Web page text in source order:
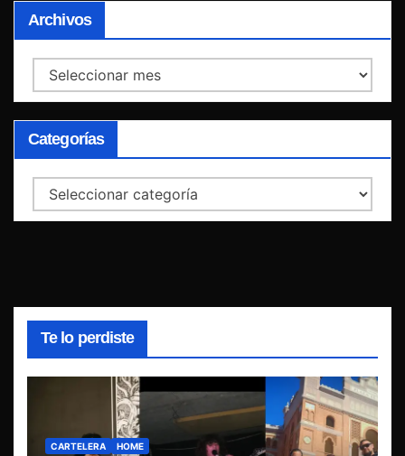
Archivos
Archivos
Categorías
Categorías
Te lo perdiste
CARTELERA HOME